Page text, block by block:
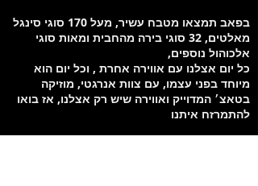
בפאב תמצאו מטבח עשיר, מעל 170 סוגי סינגל
מאלטים, 32 סוגי בירה מהחבית ומאות סוגי
אלכוהול נוספים,
כל יום אצלנו עם אווירה אחרת , וכל יום הוא
מיוחד בפני עצמו, עם צוות אנרגטי, מוזיקה
בטאצ׳ המדוייק ואווירה שיש רק אצלנו, אז בואו
להתמרזח איתנו